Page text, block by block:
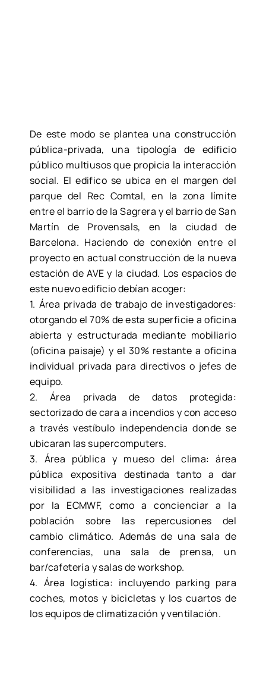
De este modo se plantea una construcción
pública-privada, una tipología de edificio
público multiusos que propicia la interacción
social. El edifico se ubica en el margen del
parque del Rec Comtal, en la zona límite
entre el barrio de la Sagrera y el barrio de San
Martín de Provensals, en la ciudad de
Barcelona. Haciendo de conexión entre el
proyecto en actual construcción de la nueva
estación de AVE y la ciudad. Los espacios de
este nuevo edificio debían acoger:
1. Área privada de trabajo de investigadores:
otorgando el 70% de esta superficie a oficina
abierta y estructurada mediante mobiliario
(oficina paisaje) y el 30% restante a oficina
individual privada para directivos o jefes de
equipo.
2. Área privada de datos protegida:
sectorizado de cara a incendios y con acceso
a través vestíbulo independencia donde se
ubicaran las supercomputers.
3. Área pública y mueso del clima: área
pública expositiva destinada tanto a dar
visibilidad a las investigaciones realizadas
por la ECMWF, como a concienciar a la
población sobre las repercusiones del
cambio climático. Además de una sala de
conferencias, una sala de prensa, un
bar/cafetería y salas de workshop.
4. Área logística: incluyendo parking para
coches, motos y bicicletas y los cuartos de
los equipos de climatización y ventilación.